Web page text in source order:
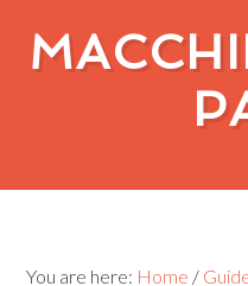
You are here: Home /